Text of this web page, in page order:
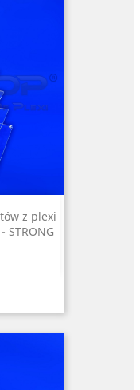
z plexi
STRONG